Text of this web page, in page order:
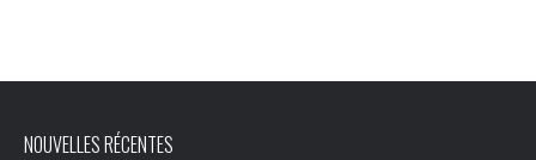
NOUVELLES RÉCENTES